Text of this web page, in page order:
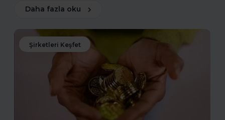
Daha fazla oku
Şirketleri Keşfet